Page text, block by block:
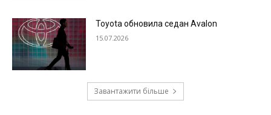
Toyota обновила седан Avalon
15.07.2026
Завантажити більше